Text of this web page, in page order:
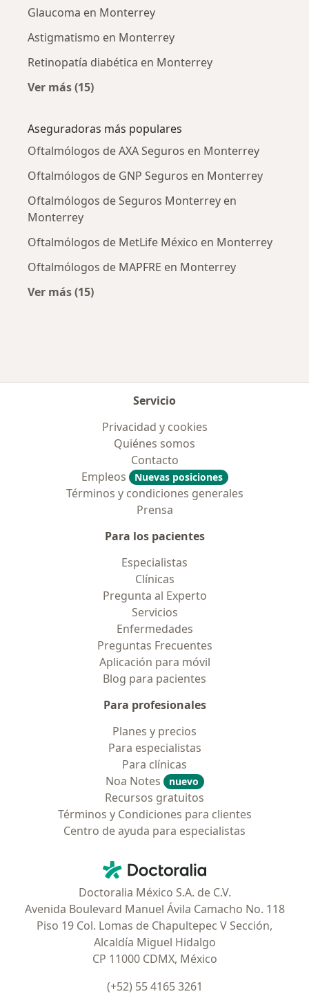
Glaucoma en Monterrey
Astigmatismo en Monterrey
Retinopatía diabética en Monterrey
Ver más (15)
Aseguradoras más populares
Oftalmólogos de AXA Seguros en Monterrey
Oftalmólogos de GNP Seguros en Monterrey
Oftalmólogos de Seguros Monterrey en
Monterrey
Oftalmólogos de MetLife México en Monterrey
Oftalmólogos de MAPFRE en Monterrey
Ver más (15)
Servicio
Privacidad y cookies
Quiénes somos
Contacto
Empleos
Nuevas posiciones
Términos y condiciones generales
Prensa
Para los pacientes
Especialistas
Clínicas
Pregunta al Experto
Servicios
Enfermedades
Preguntas Frecuentes
Aplicación para móvil
Blog para pacientes
Para profesionales
Planes y precios
Para especialistas
Para clínicas
Noa Notes
nuevo
Recursos gratuitos
Términos y Condiciones para clientes
Centro de ayuda para especialistas
Doctoralia - Página de inicio
Doctoralia México S.A. de C.V.
Avenida Boulevard Manuel Ávila Camacho No. 118
Piso 19 Col. Lomas de Chapultepec V Sección,
Alcaldía Miguel Hidalgo
CP 11000 CDMX, México
(+52) 55 4165 3261